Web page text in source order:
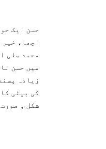
حسن ایک
اچھا،
محمد صلی
میں حسن
زیادہ
کی بیٹی
شکل و